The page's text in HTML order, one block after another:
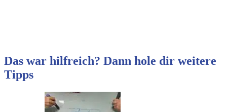
Das war hilfreich? Dann hole dir weitere
Tipps